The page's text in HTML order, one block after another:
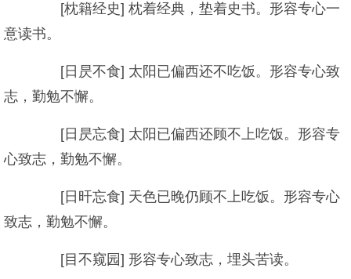
[枕籍经史] 枕着经典，垫着史书。形容专心一
意读书。
[日昃不食] 太阳已偏西还不吃饭。形容专心致
志，勤勉不懈。
[日昃忘食] 太阳已偏西还顾不上吃饭。形容专
心致志，勤勉不懈。
[日旰忘食] 天色已晚仍顾不上吃饭。形容专心
致志，勤勉不懈。
[目不窥园] 形容专心致志，埋头苦读。